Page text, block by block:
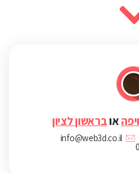
אובראשון לציון
info@web3d.co.il